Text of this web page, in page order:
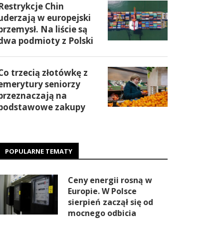
Chin
w europejski
Na liście są
podmioty z Polski
trzecią złotówkę z
seniorzy
na
zakupy
POPULARNE TEMATY
Ceny energii rosną w
Europie. W Polsce
sierpień zaczął się od
mocnego odbicia